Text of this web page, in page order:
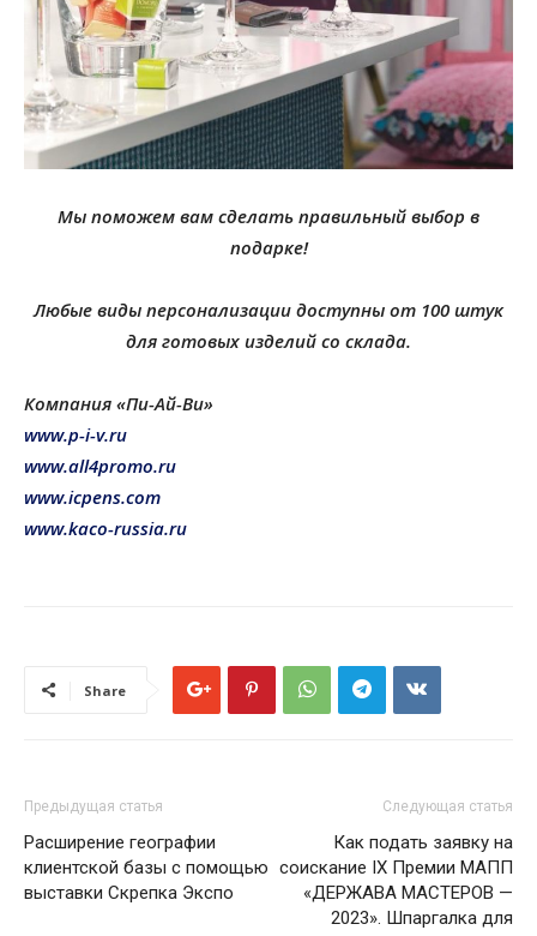
Мы поможем вам сделать правильный выбор в
подарке!
Любые виды персонализации доступны от 100 штук
для готовых изделий со склада.
Компания «Пи-Ай-Ви»
www.p-i-v.ru
www.all4promo.ru
www.icpens.com
www.kaco-russia.ru
Share
Предыдущая статья
Расширение географии
клиентской базы с помощью
выставки Скрепка Экспо
Следующая статья
Как подать заявку на
соискание IX Премии МАПП
«ДЕРЖАВА МАСТЕРОВ —
2023». Шпаргалка для